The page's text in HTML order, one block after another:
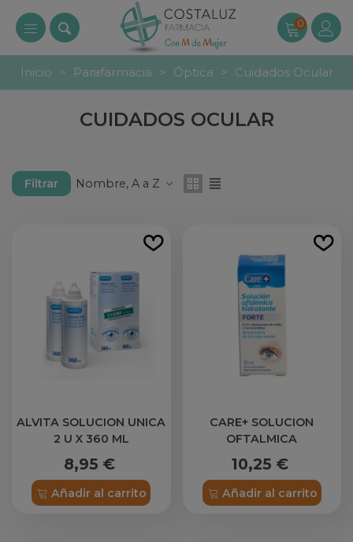
0
Inicio > Parafarmacia > Óptica > Cuidados Ocular
CUIDADOS OCULAR
Filtrar Nombre, A a Z
ALVITA SOLUCION UNICA
2 U X 360 ML
8,95 €
Añadir al carrito
CARE+ SOLUCION
OFTALMICA
HIDRATANTE FORTE 1
ENVASE 10 ML
10,25 €
Añadir al carrito